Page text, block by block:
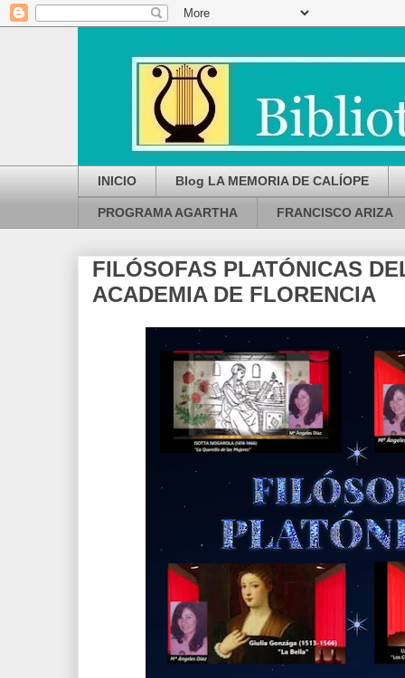
INICIO Blog LA MEMORIA DE CALÍOPE
PROGRAMA AGARTHA FRANCISCO ARIZA
FILÓSOFAS PLATÓNICAS
ACADEMIA DE FLORENCIA